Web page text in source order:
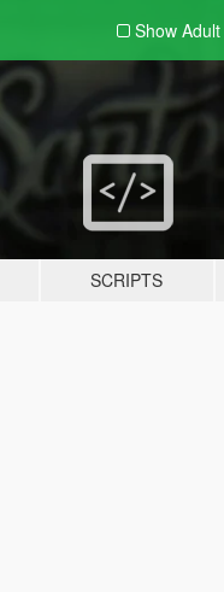
Show Adult
SCRIPTS